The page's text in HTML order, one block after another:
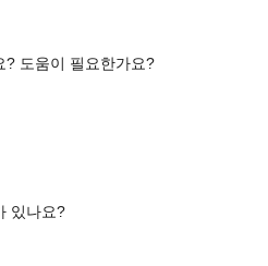
? 도움이 필요한가요?
있나요?